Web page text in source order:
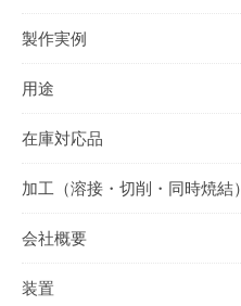
製作実例
用途
在庫対応品
加工（溶接・切削・同時焼結）
会社概要
装置